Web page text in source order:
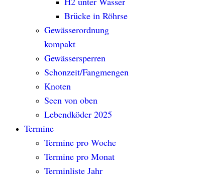
Brücke in Röhrse
Gewässerordnung
kompakt
Gewässersperren
Schonzeit/Fangmengen
Knoten
Seen von oben
Lebendköder 2025
Termine
Termine pro Woche
Termine pro Monat
Terminliste Jahr